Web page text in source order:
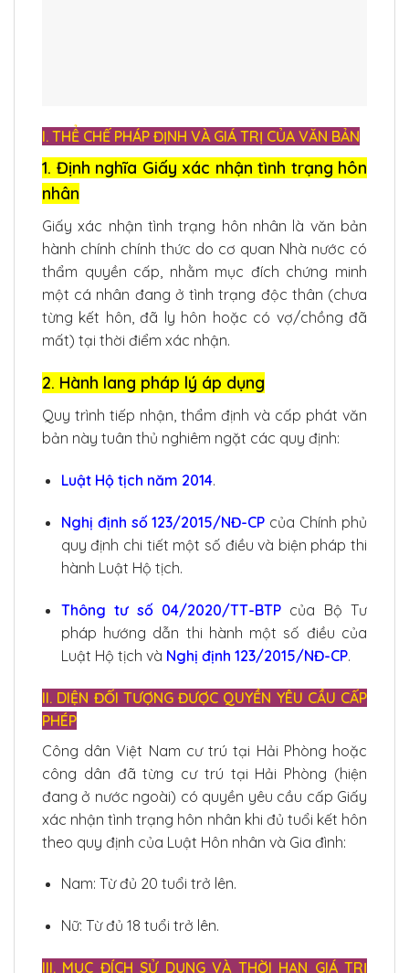
I. THỂ CHẾ PHÁP ĐỊNH VÀ GIÁ TRỊ CỦA VĂN BẢN
1. Định nghĩa Giấy xác nhận tình trạng hôn
nhân
Giấy xác nhận tình trạng hôn nhân là văn bản
hành chính chính thức do cơ quan Nhà nước có
thẩm quyền cấp, nhằm mục đích chứng minh
một cá nhân đang ở tình trạng độc thân (chưa
từng kết hôn, đã ly hôn hoặc có vợ/chồng đã
mất) tại thời điểm xác nhận.
2. Hành lang pháp lý áp dụng
Quy trình tiếp nhận, thẩm định và cấp phát văn
bản này tuân thủ nghiêm ngặt các quy định:
Luật Hộ tịch năm 2014.
Nghị định số 123/2015/NĐ-CP của Chính phủ
quy định chi tiết một số điều và biện pháp thi
hành Luật Hộ tịch.
Thông tư số 04/2020/TT-BTPcủa Bộ Tư
pháp hướng dẫn thi hành một số điều của
Luật Hộ tịch và Nghị định 123/2015/NĐ-CP.
II. DIỆN ĐỐI TƯỢNG ĐƯỢC QUYỀN YÊU CẦU CẤP
PHÉP
Công dân Việt Nam cư trú tại Hải Phòng hoặc
công dân đã từng cư trú tại Hải Phòng (hiện
đang ở nước ngoài) có quyền yêu cầu cấp Giấy
xác nhận tình trạng hôn nhân khi đủ tuổi kết hôn
theo quy định của Luật Hôn nhân và Gia đình:
Nam: Từ đủ 20 tuổi trở lên.
Nữ: Từ đủ 18 tuổi trở lên.
III. MỤC ĐÍCH SỬ DỤNG VÀ THỜI HẠN GIÁ TRỊ